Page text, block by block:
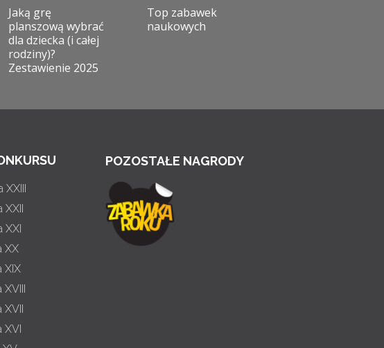
Jaką grę
planszową wybrać
dla dziecka (i całej
rodziny)?
Zestawienie 2025
Top zabawek
naukowych
XXIII
XXII
XXI
XX
XIX
XVIII
XVII
XVI
POZOSTAŁE NAGRODY